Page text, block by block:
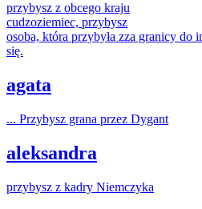
przybysz z obcego kraju
cudzoziemiec, przybysz
osoba, która przybyła zza granicy do
się.
agata
... Przybysz grana przez Dygant
aleksandra
przybysz z kadry Niemczyka